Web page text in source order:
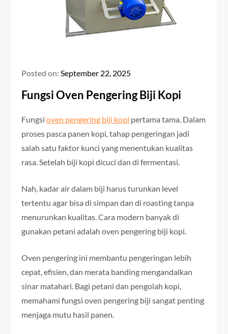
Posted on:September 22, 2025
Fungsi Oven Pengering Biji Kopi
Fungsioven pengering biji kopi pertama tama. Dalam
proses pasca panen kopi, tahap pengeringan jadi
salah satu faktor kunci yang menentukan kualitas
rasa. Setelah biji kopi dicuci dan di fermentasi.
Nah, kadar air dalam biji harus turunkan level
tertentu agar bisa di simpan dan di roasting tanpa
menurunkan kualitas. Cara modern banyak di
gunakan petani adalah oven pengering biji kopi.
Oven pengering ini membantu pengeringan lebih
cepat, efisien, dan merata banding mengandalkan
sinar matahari. Bagi petani dan pengolah kopi,
memahami fungsi oven pengering biji sangat penting
menjaga mutu hasil panen.